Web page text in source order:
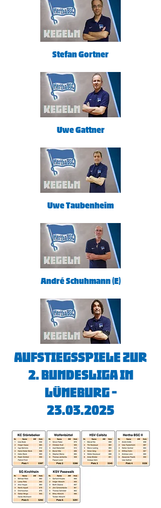
Stefan Gortner
Uwe Gattner
Uwe Taubenheim
André Schuhmann (E)
Aufstiegsspiele zur
2. Bundesliga in
Lüneburg -
23.03.2025